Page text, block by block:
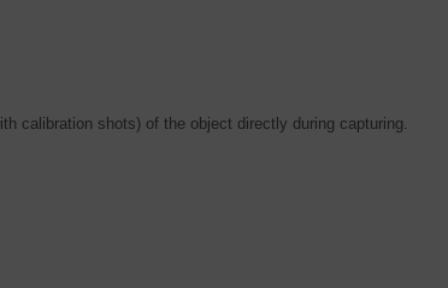
calibration shots) of the object directly during capturing.